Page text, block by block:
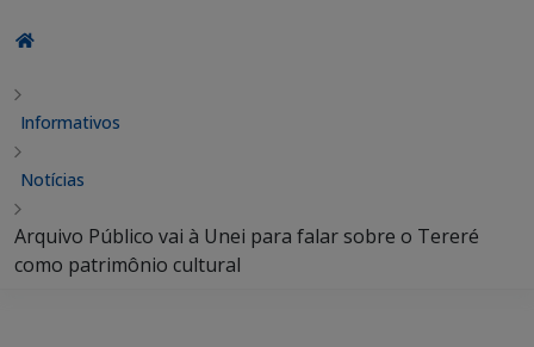
Informativos
Notícias
Arquivo Público vai à Unei para falar sobre o Tereré
como patrimônio cultural